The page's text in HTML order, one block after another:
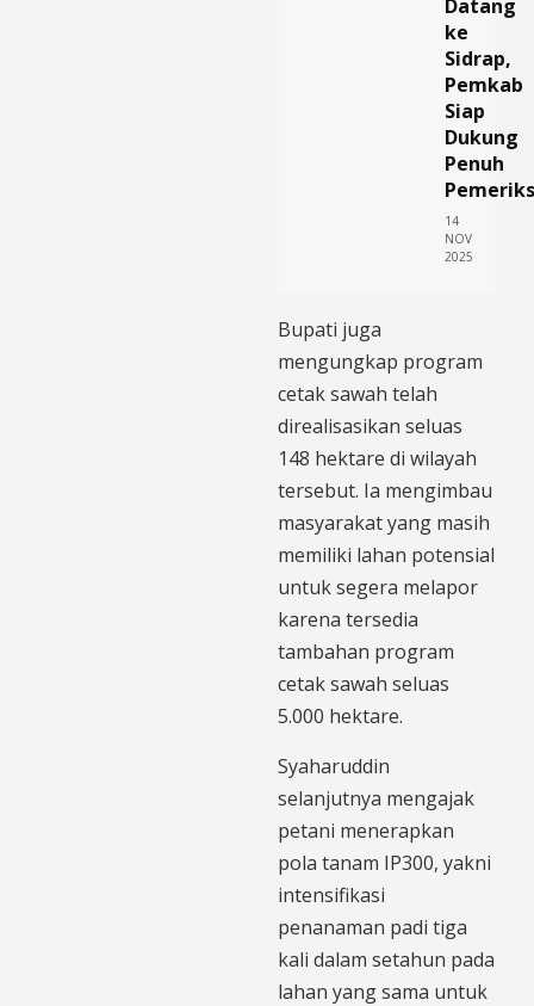
Datang
ke
Sidrap,
Pemkab
Siap
Dukung
Penuh
14
NOV
2025
Bupati juga
mengungkap program
cetak sawah telah
direalisasikan seluas
148 hektare di wilayah
tersebut. Ia mengimbau
masyarakat yang masih
memiliki lahan potensial
untuk segera melapor
karena tersedia
tambahan program
cetak sawah seluas
5.000 hektare.
Syaharuddin
selanjutnya mengajak
petani menerapkan
pola tanam IP300, yakni
intensifikasi
penanaman padi tiga
kali dalam setahun pada
lahan yang sama untuk